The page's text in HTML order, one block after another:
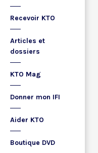
Recevoir KTO
Articles et
dossiers
KTO Mag
Donner mon IFI
Aider KTO
Boutique DVD